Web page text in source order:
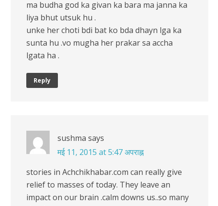
ma budha god ka givan ka bara ma janna ka
liya bhut utsuk hu .
unke her choti bdi bat ko bda dhayn lga ka
sunta hu .vo mugha her prakar sa accha
lgata ha .
Reply
sushma says
मई 11, 2015 at 5:47 अपराह्न
stories in Achchikhabar.com can really give
relief to masses of today. They leave an
impact on our brain .calm downs us..so many